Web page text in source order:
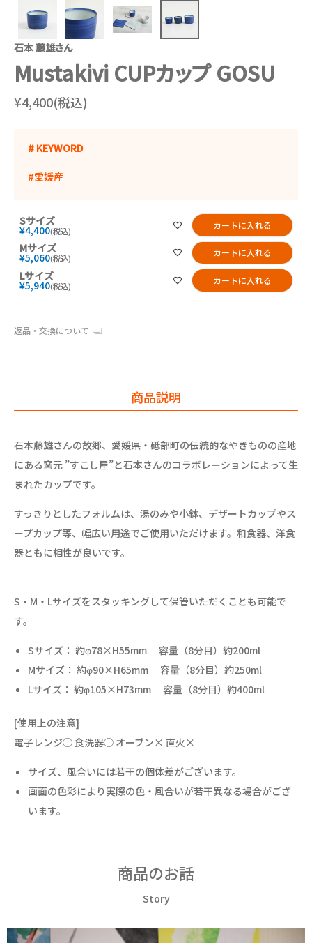
石本 藤雄さん
Mustakivi CUPカップ GOSU
¥4,400(税込)
# KEYWORD
#愛媛産
Sサイズ
¥4,400 税込
カートに入れる
Mサイズ
¥5,060 税込
カートに入れる
Lサイズ
¥5,940 税込
カートに入れる
返品・交換について
商品説明
石本藤雄さんの故郷、愛媛県・砥部町の伝統的なやきものの産地
にある窯元 ”すこし屋”と石本さんのコラボレーションによって生
まれたカップです。
すっきりとしたフォルムは、湯のみや小鉢、デザートカップやス
ープカップ等、幅広い用途でご使用いただけます。和食器、洋食
器ともに相性が良いです。
S・M・Lサイズをスタッキングして保管いただくことも可能で
す。
Sサイズ： 約φ78×H55mm 容量（8分目）約200ml
Mサイズ： 約φ90×H65mm 容量（8分目）約250ml
Lサイズ： 約φ105×H73mm 容量（8分目）約400ml
[使用上の注意]
電子レンジ◯ 食洗器◯ オーブン× 直火×
サイズ、風合いには若干の個体差がございます。
画面の色彩により実際の色・風合いが若干異なる場合がござ
います。
商品のお話
Story